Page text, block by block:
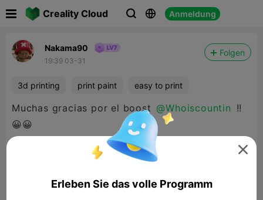
Creality Cloud   Anmeldung
Nakama90
19:39 03-31
Folgen
3d printing print paint easy to print
Muchas gracias por el boost @Whoiscountin !!
😀😀

Erleben Sie das volle Programm